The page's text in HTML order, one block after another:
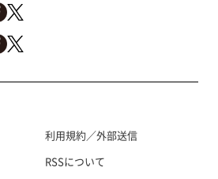
利用規約／外部送信
RSSについて